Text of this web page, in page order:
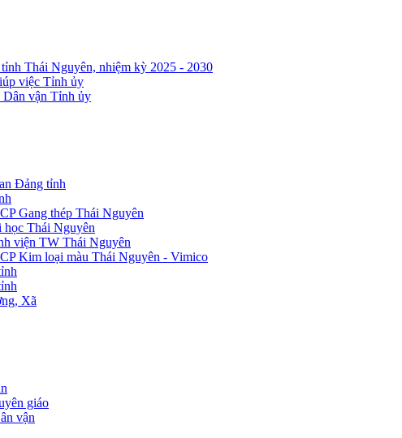
Thái Nguyên, nhiệm kỳ 2025 - 2030
việc Tỉnh ủy
Dân vận Tỉnh ủy
Đảng tỉnh
Gang thép Thái Nguyên
Thái Nguyên
viện TW Thái Nguyên
Kim loại màu Thái Nguyên - Vimico
Xã
giáo
vận